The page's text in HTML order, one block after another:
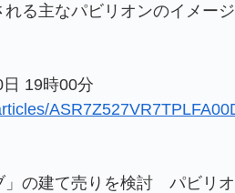
る主なパビリオンのイメー
19時00分
」の建て売りを検討 パビリ